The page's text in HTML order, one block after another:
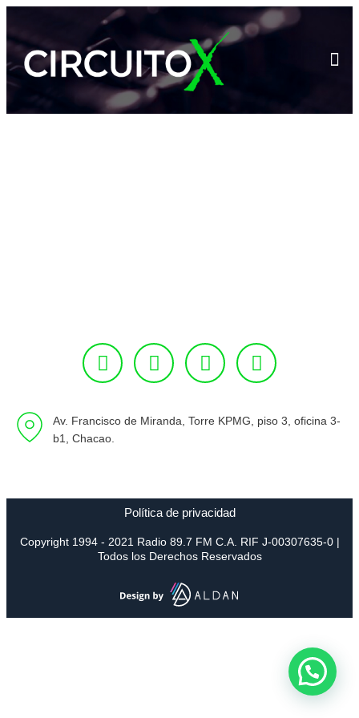
Av. Francisco de Miranda, Torre KPMG, piso 3, oficina 3-
b1, Chacao.
Política de privacidad
Copyright 1994 - 2021 Radio 89.7 FM C.A. RIF J-00307635-0 |
Todos los Derechos Reservados